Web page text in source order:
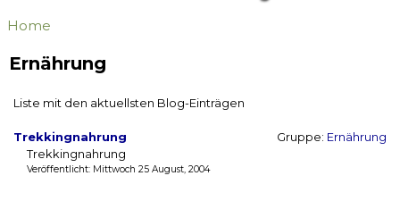
Home
Ernährung
Liste mit den aktuellsten Blog-Einträgen
Trekkingnahrung Gruppe: Ernährung
Trekkingnahrung
Veröffentlicht: Mittwoch 25 August, 2004